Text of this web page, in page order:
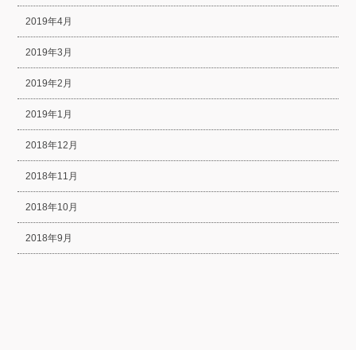
2019年4月
2019年3月
2019年2月
2019年1月
2018年12月
2018年11月
2018年10月
2018年9月